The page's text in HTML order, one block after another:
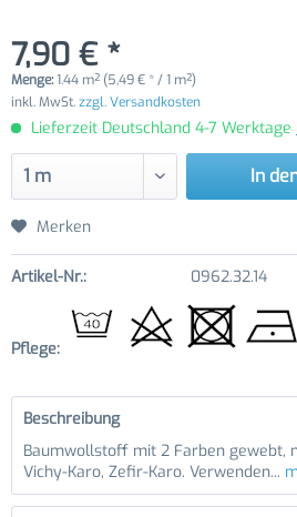
7,90 € *
Menge:1.44 m² (5,49 € * / 1 m²)
inkl. MwSt.zzgl. Versandkosten
Lieferzeit Deutschland 4-7 Werktage
In
Merken
Artikel-Nr.: 0962.32.14
Pflege:
Beschreibung
Baumwollstoff mit 2 Farben gewebt,
Vichy-Karo, Zefir-Karo. Verwenden...